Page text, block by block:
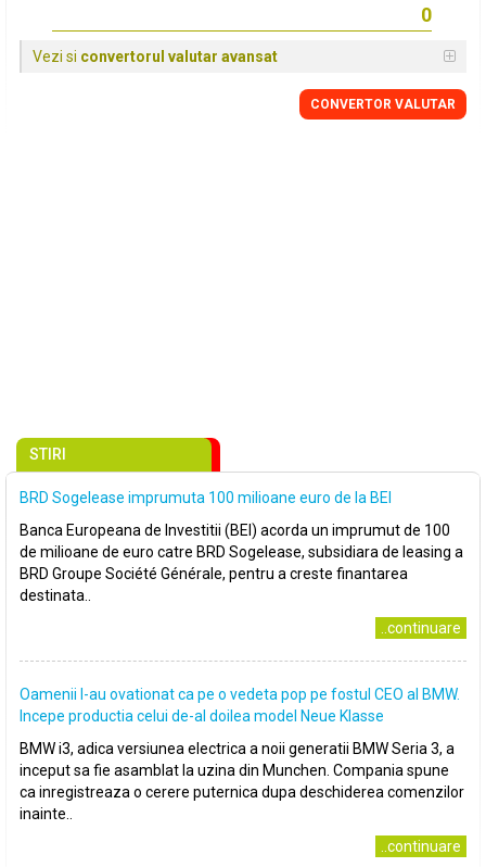
Vezi si convertorul valutar avansat
CONVERTOR VALUTAR
STIRI
BRD Sogelease imprumuta 100 milioane euro de la BEI
Banca Europeana de Investitii (BEI) acorda un imprumut de 100
de milioane de euro catre BRD Sogelease, subsidiara de leasing a
BRD Groupe Société Générale, pentru a creste finantarea
destinata..
..continuare
Oamenii l-au ovationat ca pe o vedeta pop pe fostul CEO al BMW.
Incepe productia celui de-al doilea model Neue Klasse
BMW i3, adica versiunea electrica a noii generatii BMW Seria 3, a
inceput sa fie asamblat la uzina din Munchen. Compania spune
ca inregistreaza o cerere puternica dupa deschiderea comenzilor
inainte..
..continuare